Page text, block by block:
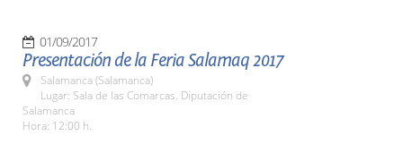
01/09/2017
Presentación de la Feria Salamaq 2017
Salamanca (Salamanca)
Lugar: Sala de las Comarcas. Diputación de
Salamanca
Hora: 12:00 h.